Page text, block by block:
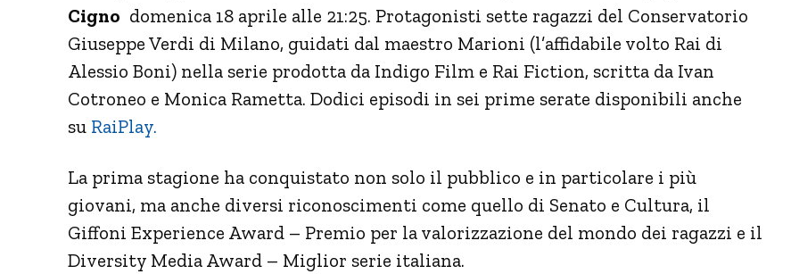
Cigno domenica 18 aprile alle 21:25. Protagonisti sette ragazzi del Conservatorio
Giuseppe Verdi di Milano, guidati dal maestro Marioni (l’affidabile volto Rai di
Alessio Boni) nella serie prodotta da Indigo Film e Rai Fiction, scritta da Ivan
Cotroneo e Monica Rametta. Dodici episodi in sei prime serate disponibili anche
su RaiPlay.
La prima stagione ha conquistato non solo il pubblico e in particolare i più
giovani, ma anche diversi riconoscimenti come quello di Senato e Cultura, il
Giffoni Experience Award – Premio per la valorizzazione del mondo dei ragazzi e il
Diversity Media Award – Miglior serie italiana.